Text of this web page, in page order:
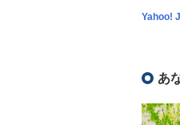
Yahoo!
あ